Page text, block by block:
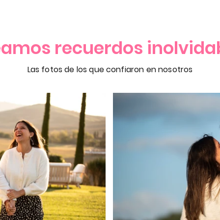
recuerdos
Las fotos de los que confiaron en nosotros